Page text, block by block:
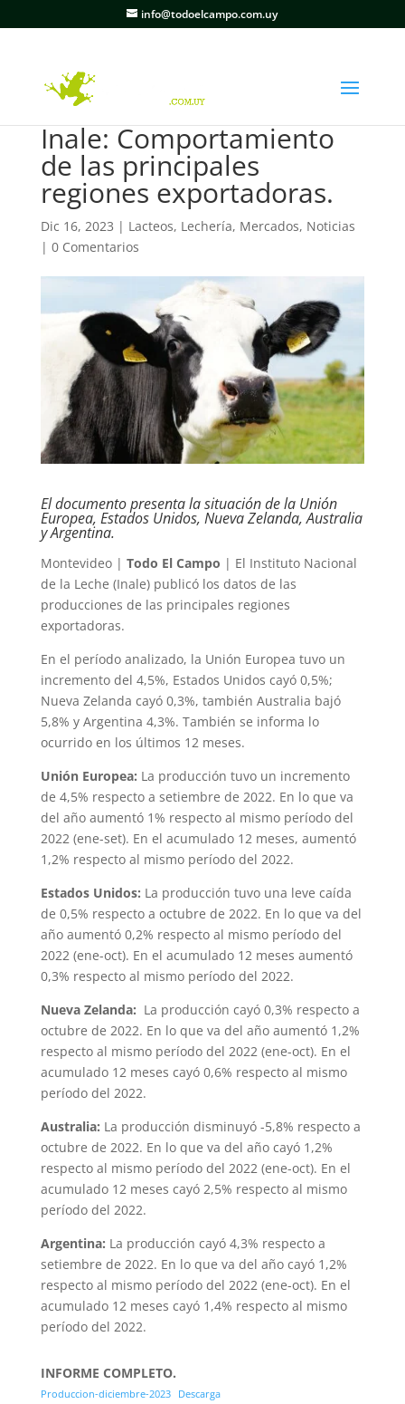
info@todoelcampo.com.uy
Inale: Comportamiento
de las principales
regiones exportadoras.
Dic 16, 2023 | Lacteos, Lechería, Mercados, Noticias
| 0 Comentarios
El documento presenta la situación de la Unión
Europea, Estados Unidos, Nueva Zelanda, Australia
y Argentina.
Montevideo | Todo El Campo | El Instituto Nacional
de la Leche (Inale) publicó los datos de las
producciones de las principales regiones
exportadoras.
En el período analizado, la Unión Europea tuvo un
incremento del 4,5%, Estados Unidos cayó 0,5%;
Nueva Zelanda cayó 0,3%, también Australia bajó
5,8% y Argentina 4,3%. También se informa lo
ocurrido en los últimos 12 meses.
Unión Europea: La producción tuvo un incremento
de 4,5% respecto a setiembre de 2022. En lo que va
del año aumentó 1% respecto al mismo período del
2022 (ene-set). En el acumulado 12 meses, aumentó
1,2% respecto al mismo período del 2022.
Estados Unidos: La producción tuvo una leve caída
de 0,5% respecto a octubre de 2022. En lo que va del
año aumentó 0,2% respecto al mismo período del
2022 (ene-oct). En el acumulado 12 meses aumentó
0,3% respecto al mismo período del 2022.
Nueva Zelanda: La producción cayó 0,3% respecto a
octubre de 2022. En lo que va del año aumentó 1,2%
respecto al mismo período del 2022 (ene-oct). En el
acumulado 12 meses cayó 0,6% respecto al mismo
período del 2022.
Australia: La producción disminuyó -5,8% respecto a
octubre de 2022. En lo que va del año cayó 1,2%
respecto al mismo período del 2022 (ene-oct). En el
acumulado 12 meses cayó 2,5% respecto al mismo
período del 2022.
Argentina: La producción cayó 4,3% respecto a
setiembre de 2022. En lo que va del año cayó 1,2%
respecto al mismo período del 2022 (ene-oct). En el
acumulado 12 meses cayó 1,4% respecto al mismo
período del 2022.
INFORME COMPLETO.
Produccion-diciembre-2023 Descarga